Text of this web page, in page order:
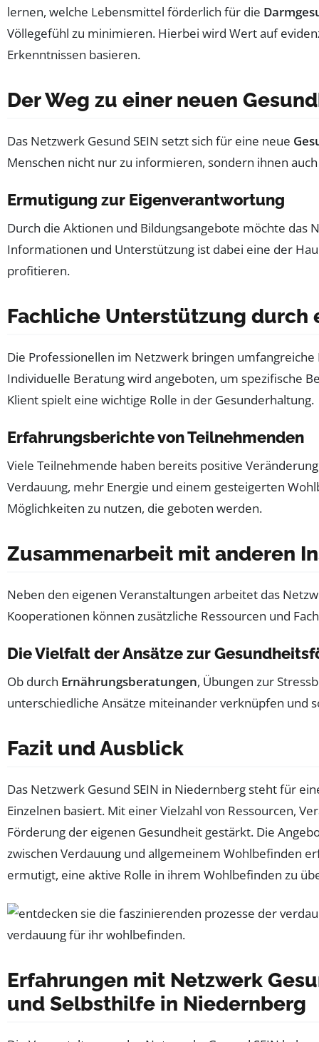
lernen, welche Lebensmittel förderlich für die
Völlegefühl zu minimieren. Hierbei wird Wert auf
Erkenntnissen basieren.
Der Weg zu einer neuen
Das Netzwerk Gesund SEIN setzt sich für eine neue
Menschen nicht nur zu informieren, sondern ihnen
Ermutigung zur Eigenverantwortung
Durch die Aktionen und Bildungsangebote möchte das
Informationen und Unterstützung ist dabei eine der
profitieren.
Fachliche Unterstützung durch
Die Professionellen im Netzwerk bringen
Individuelle Beratung wird angeboten, um spezifische
Klient spielt eine wichtige Rolle in der Gesunderhaltung.
Erfahrungsberichte von Teilnehmenden
Viele Teilnehmende haben bereits positive
Verdauung, mehr Energie und einem gesteigerten
Möglichkeiten zu nutzen, die geboten werden.
Zusammenarbeit mit anderen
Neben den eigenen Veranstaltungen arbeitet das
Kooperationen können zusätzliche Ressourcen und
Die Vielfalt der Ansätze zur
Ob durch Ernährungsberatungen, Übungen zur
unterschiedliche Ansätze miteinander verknüpfen und
Fazit und Ausblick
Das Netzwerk Gesund SEIN in Niedernberg steht für
Einzelnen basiert. Mit einer Vielzahl von Ressourcen,
Förderung der eigenen Gesundheit gestärkt. Die
zwischen Verdauung und allgemeinem Wohlbefinden
ermutigt, eine aktive Rolle in ihrem Wohlbefinden zu
Erfahrungen mit Netzwerk
und Selbsthilfe in Niedernberg